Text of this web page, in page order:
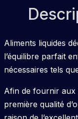
Aliments liquides
l’équilibre parfait
nécessaires tels
Afin de fournir aux
première qualité